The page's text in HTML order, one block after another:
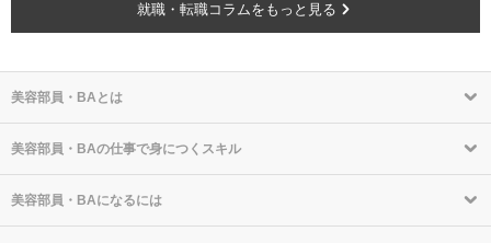
就職・転職コラムをもっと見る
美容部員・BAとは
美容部員・BAの仕事で身につくスキル
美容部員・BAになるには